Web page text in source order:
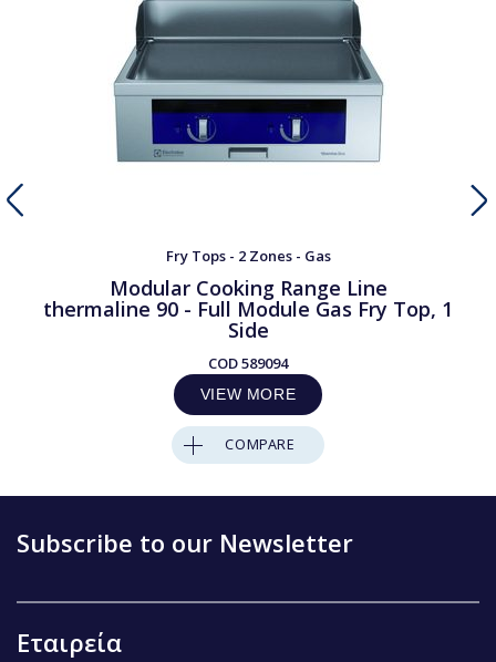
Fry Tops - 2 Zones - Gas
Modular Cooking Range Line
thermaline 90 - Full Module Gas Fry Top, 1
Side
COD589094
VIEW MORE
COMPARE
Subscribe to our Newsletter
Εταιρεία